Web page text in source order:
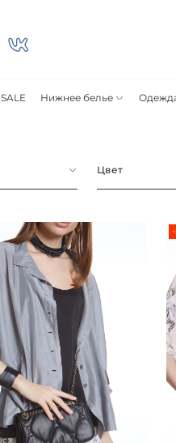
SALE Нижнее белье
Цвет